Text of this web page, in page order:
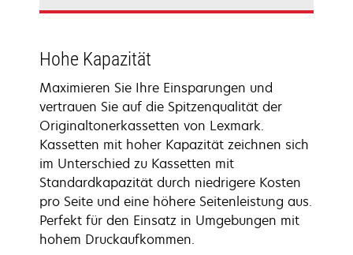
Hohe Kapazität
Maximieren Sie Ihre Einsparungen und
vertrauen Sie auf die Spitzenqualität der
Originaltonerkassetten von Lexmark.
Kassetten mit hoher Kapazität zeichnen sich
im Unterschied zu Kassetten mit
Standardkapazität durch niedrigere Kosten
pro Seite und eine höhere Seitenleistung aus.
Perfekt für den Einsatz in Umgebungen mit
hohem Druckaufkommen.